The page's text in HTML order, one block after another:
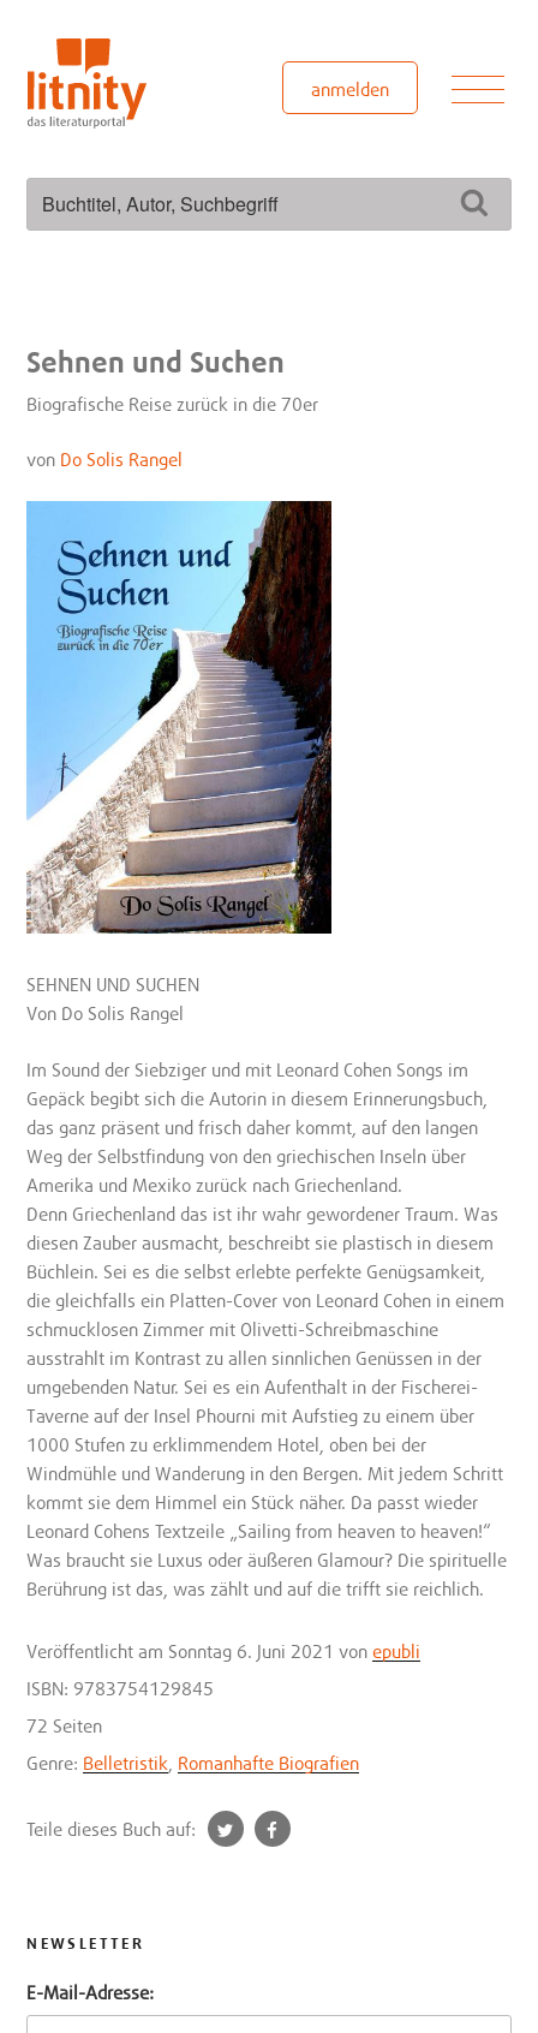
springen
anmelden
Sehnen und Suchen
Biografische Reise zurück in die 70er
von Do Solis Rangel
SEHNEN UND SUCHEN
Von Do Solis Rangel
Im Sound der Siebziger und mit Leonard Cohen Songs im
Gepäck begibt sich die Autorin in diesem Erinnerungsbuch,
das ganz präsent und frisch daher kommt, auf den langen
Weg der Selbstfindung von den griechischen Inseln über
Amerika und Mexiko zurück nach Griechenland.
Denn Griechenland das ist ihr wahr gewordener Traum. Was
diesen Zauber ausmacht, beschreibt sie plastisch in diesem
Büchlein. Sei es die selbst erlebte perfekte Genügsamkeit,
die gleichfalls ein Platten-Cover von Leonard Cohen in einem
schmucklosen Zimmer mit Olivetti-Schreibmaschine
ausstrahlt im Kontrast zu allen sinnlichen Genüssen in der
umgebenden Natur. Sei es ein Aufenthalt in der Fischerei-
Taverne auf der Insel Phourni mit Aufstieg zu einem über
1000 Stufen zu erklimmendem Hotel, oben bei der
Windmühle und Wanderung in den Bergen. Mit jedem Schritt
kommt sie dem Himmel ein Stück näher. Da passt wieder
Leonard Cohens Textzeile „Sailing from heaven to heaven!“
Was braucht sie Luxus oder äußeren Glamour? Die spirituelle
Berührung ist das, was zählt und auf die trifft sie reichlich.
Veröffentlicht am Sonntag 6. Juni 2021 vonepubli
ISBN: 9783754129845
72 Seiten
Genre: Belletristik Romanhafte Biografien
Teile dieses Buch auf:
t
NEWSLETTER
E-Mail-Adresse: